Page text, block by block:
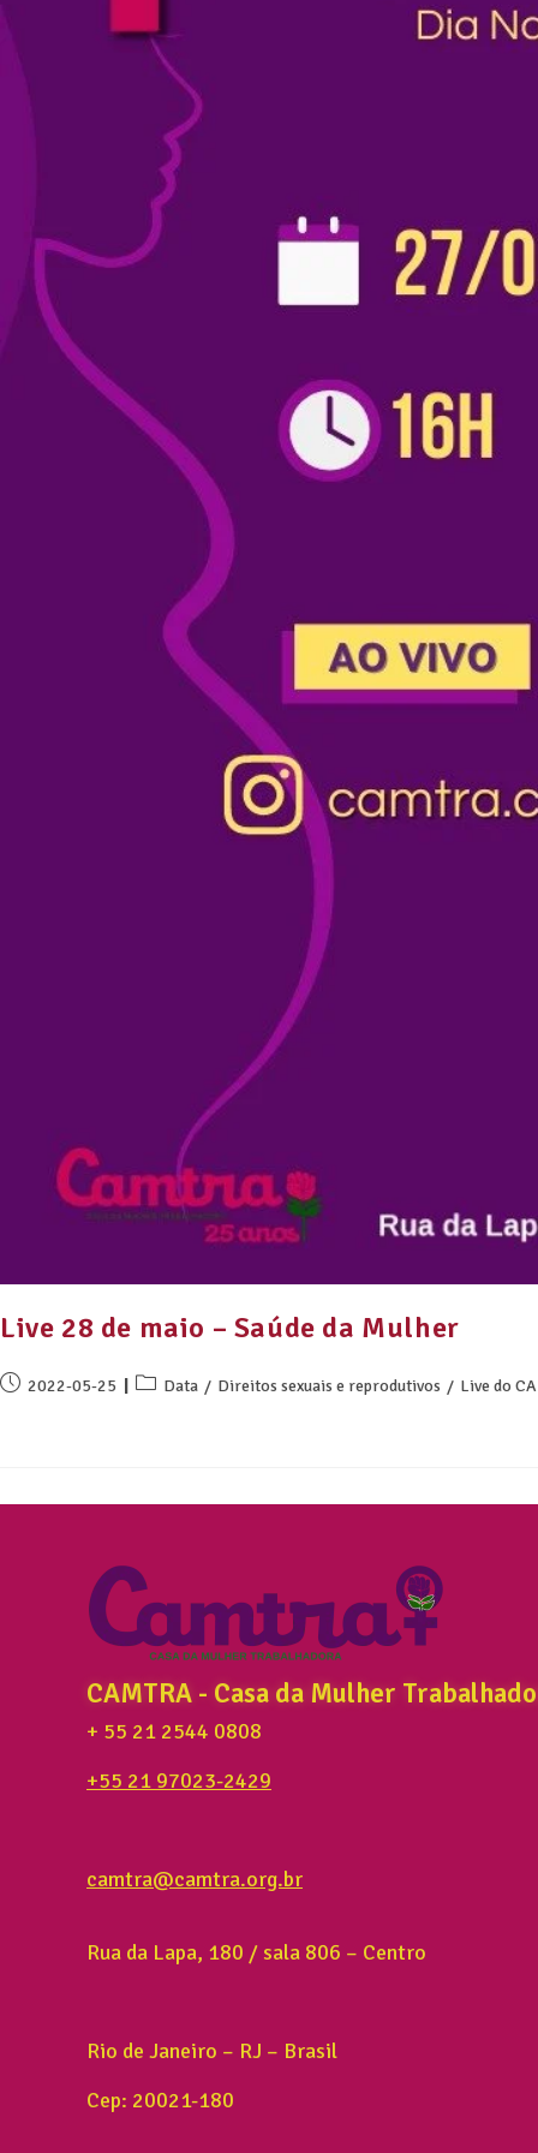
Live 28 de maio – Saúde da Mulher
2022-05-25 Data / Direitos sexuais e reprodutivos / Live do
CAMTRA - Casa da Mulher
+ 55 21 2544 0808
+55 21 97023-2429
camtra@camtra.org.br
Rua da Lapa, 180 / sala 806 – Centro
Rio de Janeiro – RJ – Brasil
Cep: 20021-180